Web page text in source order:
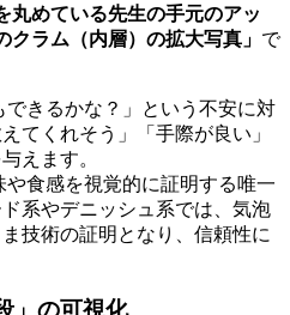
丸めている先生の手元のアッ
ラム（内層）の拡大写真」 で
できるかな？」という不安に対
てくれそう」「手際が良い」
えます。
や食感を視覚的に証明する唯一
系やデニッシュ系では、気泡
技術の証明となり、信頼性に
」の可視化